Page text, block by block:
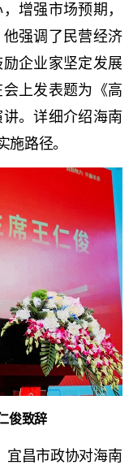
增强市场预期，
强调了民营经济
企业家坚定发展
上发表题为《高
。详细介绍海南
施路径。
俊致辞
宜昌市政协对海南